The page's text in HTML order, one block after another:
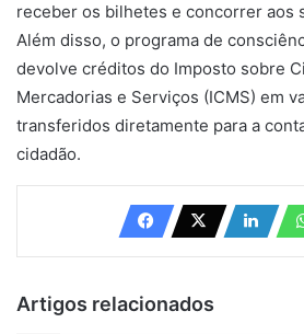
receber os bilhetes e concorrer aos
Além disso, o programa de
devolve créditos do Imposto sobre
Mercadorias e Serviços (ICMS) em
transferidos diretamente para a
cidadão.
Artigos relacionados